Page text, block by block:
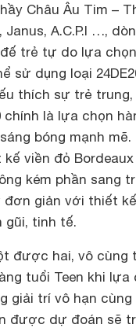
Châu Âu Tim –
Janus, A.C.P.I …,
trẻ tự do lựa
sử dụng loại
thích sự trẻ trung,
chính là lựa chọn
bóng mạnh
viền đỏ
kém phần sang
giản với thiết
gũi, tinh tế.
được hai, vô cùng
tuổi Teen khi lựa
giải trí vô hạn
được dự đoán sẽ